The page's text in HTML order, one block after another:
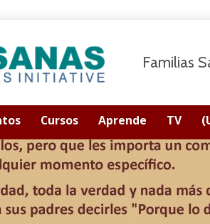
Familias
Cursos Aprende TV